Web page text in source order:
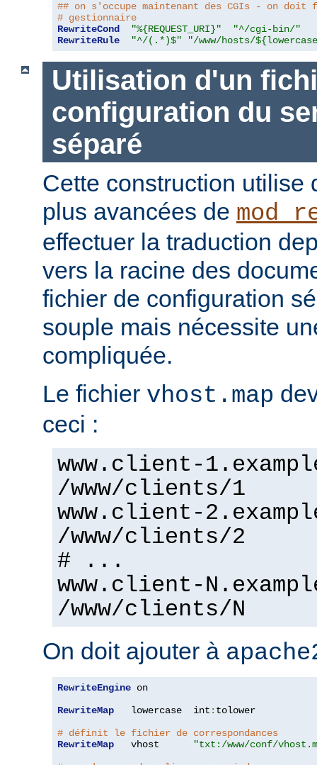
## on s'occupe maintenant des CGIs - on
# gestionnaire
RewriteCond
"%{REQUEST_URI}"
"^/cgi-bin/"
RewriteRule
"^/(.*)$" "/www/hosts/
Utilisation d'un
configuration du
séparé
Cette construction utilise
plus avancées de
effectuer la traduction
vers la racine des
fichier de configuration
souple mais nécessite
compliquée.
Le fichier vhost.map
ceci :
www.client-
/www/clients/1
www.client-
/www/clients/2
# ...
www.client-
/www/clients/N
On doit ajouter à
RewriteEngine on
RewriteMap
   lowercase  int
: tolower
# définit le fichier de correspondances
RewriteMap
   vhost
"txt:/www/conf/